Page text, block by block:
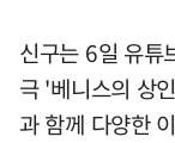
신구는 6일 유튜
극 '베니스의 상
과 함께 다양한